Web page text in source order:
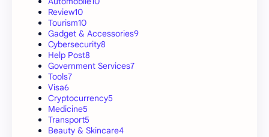
Review10
Tourism10
Gadget & Accessories9
Cybersecurity8
Help Post8
Government Services7
Tools7
Visa6
Cryptocurrency5
Medicine5
Transport5
Beauty & Skincare4